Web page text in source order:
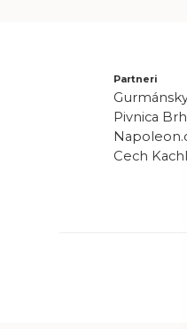
Partneri
Pivnica
Cech